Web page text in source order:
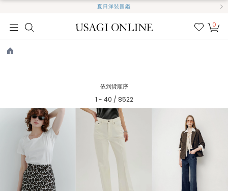
夏日洋裝圖鑑
我的
0
依到貨順序
1 - 40 / 8522